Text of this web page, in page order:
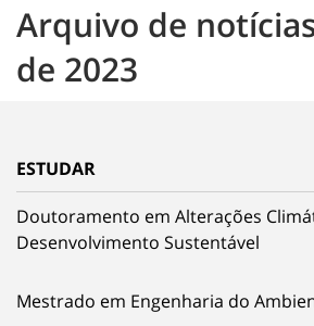
Arquivo de
de 2023
ESTUDAR
Doutoramento em Alterações
Desenvolvimento Sustentável
Mestrado em Engenharia do